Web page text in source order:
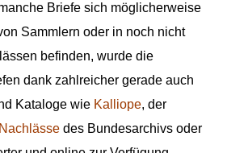
Briefe sich möglicherweise
Sammlern oder in noch nicht
befinden, wurde die
dank zahlreicher gerade auch
Kataloge wie Kalliope, der
des Bundesarchivs oder